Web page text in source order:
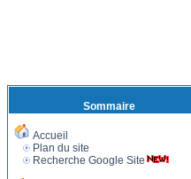
Sommaire
Accueil
Plan du site
Recherche Google Site